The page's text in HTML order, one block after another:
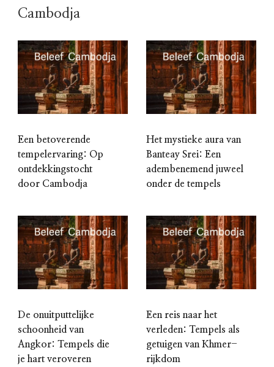
Cambodja
Een betoverende
tempelervaring: Op
ontdekkingstocht
door Cambodja
Het mystieke aura van
Banteay Srei: Een
adembenemend juweel
onder de tempels
De onuitputtelijke
schoonheid van
Angkor: Tempels die
je hart veroveren
Een reis naar het
verleden: Tempels als
getuigen van Khmer-
rijkdom